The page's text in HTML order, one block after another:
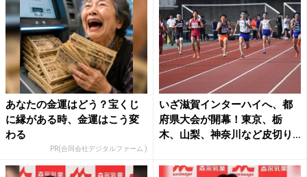
あなたの金運はどう？宝くじ
に縁がある時、金運はこう変
わる
PR(合同会社デジタルファーム )
いざ滋賀インターハイへ、都
府県大会が開幕！東京、栃
木、山梨、神奈川など皮切り